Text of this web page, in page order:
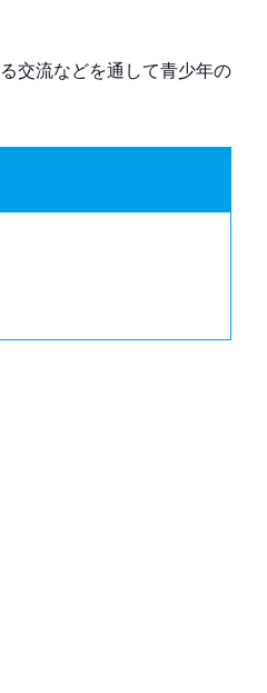
交流などを通して青少年の